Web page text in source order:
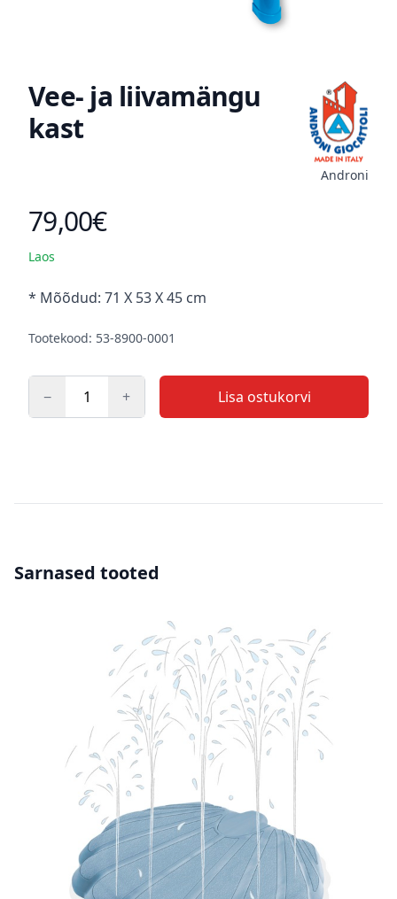
Vee- ja liivamängu
kast
Androni
Toote hind
79,00€
Laos
Kirjeldus
* Mõõdud: 71 Χ 53 Χ 45 cm
Tootekood: 53-8900-0001
− + Lisa ostukorvi
Sarnased tooted